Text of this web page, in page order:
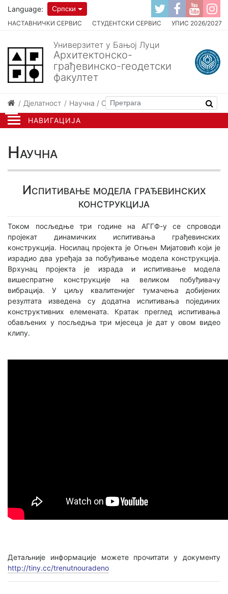
НАВИГАЦИЈА
НАСТАВНИЧКИ СЕРВИС СТУДЕНТСКИ СЕРВИС УПИС 2026/2027
Language: Српски
Универзитет у Бањој Луци
Архитектонско-
грађевинско-геодетски
факултет
Дјелатност Научна / Стручна Научна
Научна
Испитивање модела грађевинских
конструкција
Током посљедње три године на АГГФ-у се спроводи
пројекат динамичких испитивања грађевинских
конструкција. Носилац пројекта је Огњен Мијатовић који је
израдио два уређаја за побуђивање модела конструкција.
Врхунац пројекта је израда и испитивање модела
вишеспратне конструкције на великом побуђивачу
вибрација. У циљу квалитенијег тумачења добијених
резултата изведена су додатна испитивања појединих
конструктивних елемената. Кратак преглед испитивања
обављених у посљедња три мјесеца је дат у овом видео
клипу.
Детаљније информације можете прочитати у документу
http://tiny.cc/trenutnouradeno